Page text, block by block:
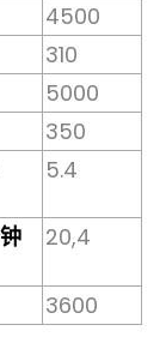
4500
310
5000
350
5.4
20,4
3600